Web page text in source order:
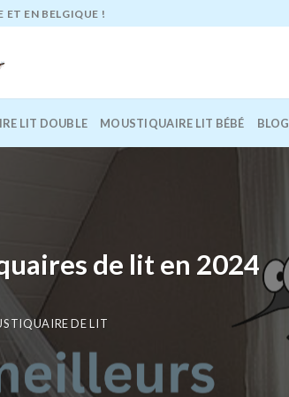
ET EN BELGIQUE !
LIT DOUBLE MOUSTIQUAIRE LIT BÉBÉ BLOG
de lit en 2024
DE LIT